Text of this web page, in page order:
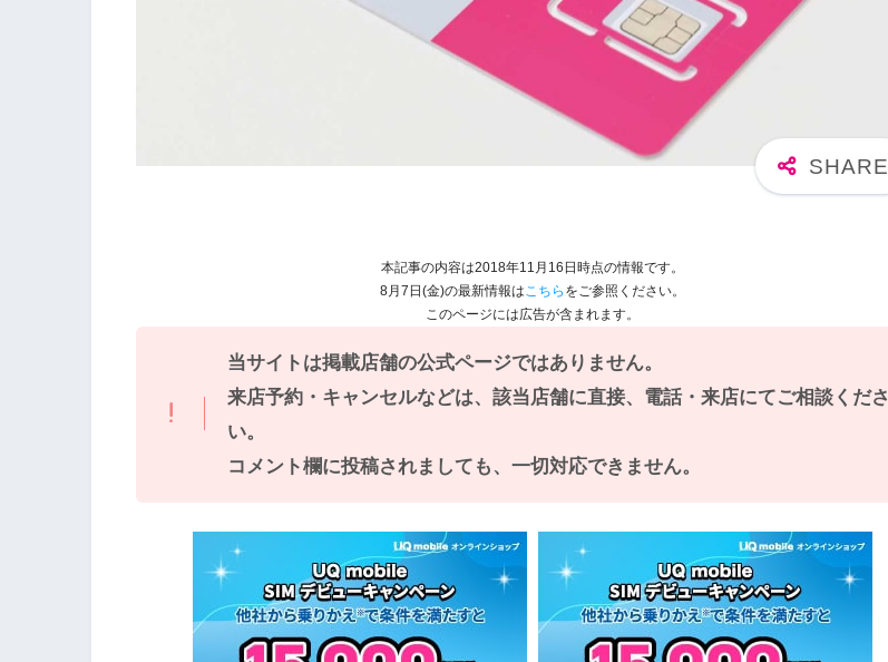
本記事の内容は2018年11月16日時点の情報です。
8月7日(金)の最新情報は こちら をご参照ください。
このページには広告が含まれます。
当サイトは掲載店舗の公式ページではありません。
来店予約・キャンセルなどは、該当店舗に直接、電話・来店にてご相談くださ
い。
コメント欄に投稿されましても、一切対応できません。